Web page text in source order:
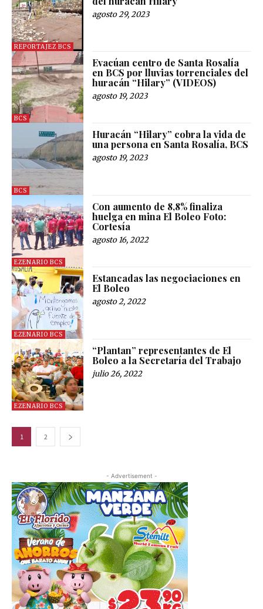
REPORTAJEZ BCS
agosto 29, 2023
BCS
Evacúan centro de Santa Rosalía
en BCS por lluvias torrenciales del
huracán “Hilary” (VIDEOS)
agosto 19, 2023
BCS
Huracán “Hilary” cobra la vida de
una persona en Santa Rosalía, BCS
agosto 19, 2023
EZENARIO BCS
Con aumento de 8,8% finaliza
huelga en mina El Boleo Foto:
Cortesía
agosto 16, 2022
EZENARIO BCS
Estancadas las negociaciones en
El Boleo
agosto 2, 2022
EZENARIO BCS
“Plantan” representantes de El
Boleo a la Secretaría del Trabajo
julio 26, 2022
1 2
- Advertisement -